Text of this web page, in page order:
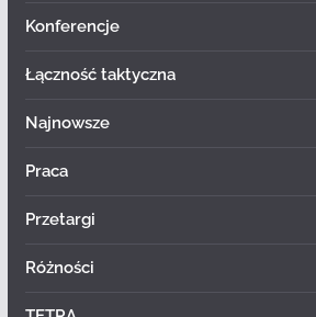
Konferencje
Łączność taktyczna
Najnowsze
Praca
Przetargi
Różności